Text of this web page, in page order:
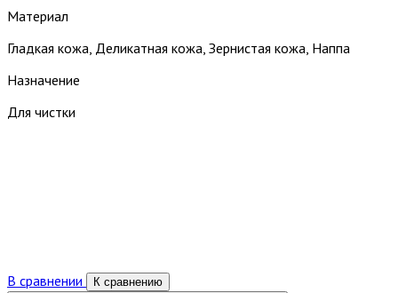
Материал
Гладкая кожа, Деликатная кожа, Зернистая кожа, Наппа
Назначение
Для чистки
В сравнении К сравнению